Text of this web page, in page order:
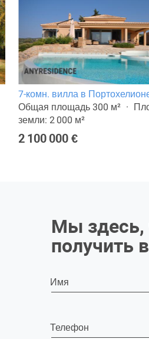
7-комн. вилла в
Общая площадь 300 м²
земли: 2 000 м²
2 100 000 €
Мы здесь,
получить
Имя
Телефон